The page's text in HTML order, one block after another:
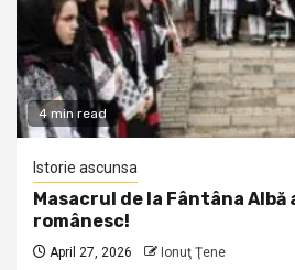
4 min read
Istorie ascunsa
Masacrul de la Fântâna
românesc!
April 27, 2026 Ionuţ Ţene